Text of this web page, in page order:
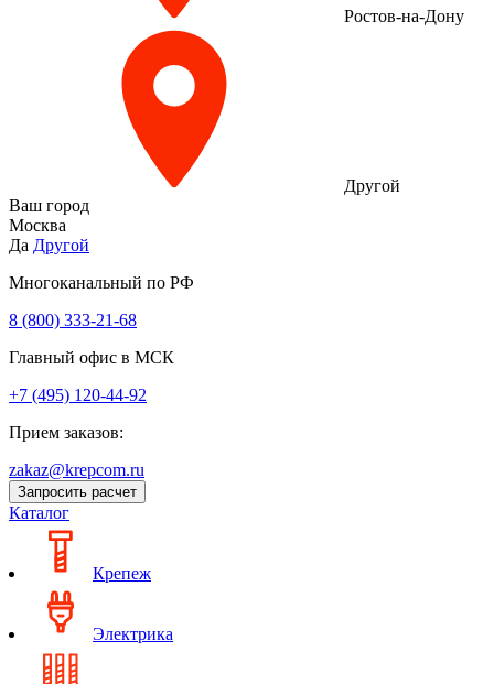
Ростов-на-Дону
Другой
Ваш город
Москва
Да Другой
Многоканальный по РФ
8 (800) 333‑21-68
Главный офис в МСК
+7 (495) 120-44-92
Прием заказов:
zakaz@krepcom.ru
Запросить расчет
Каталог
Крепеж
Электрика